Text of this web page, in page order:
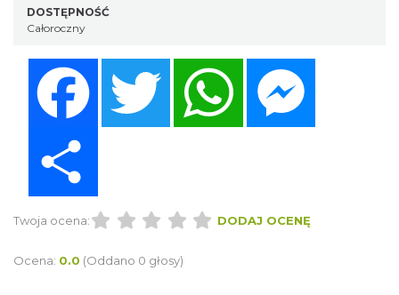
DOSTĘPNOŚĆ
Całoroczny
Twitter
Twoja ocena: DODAJ OCENĘ
Ocena: 0.0 (Oddano 0 głosy)